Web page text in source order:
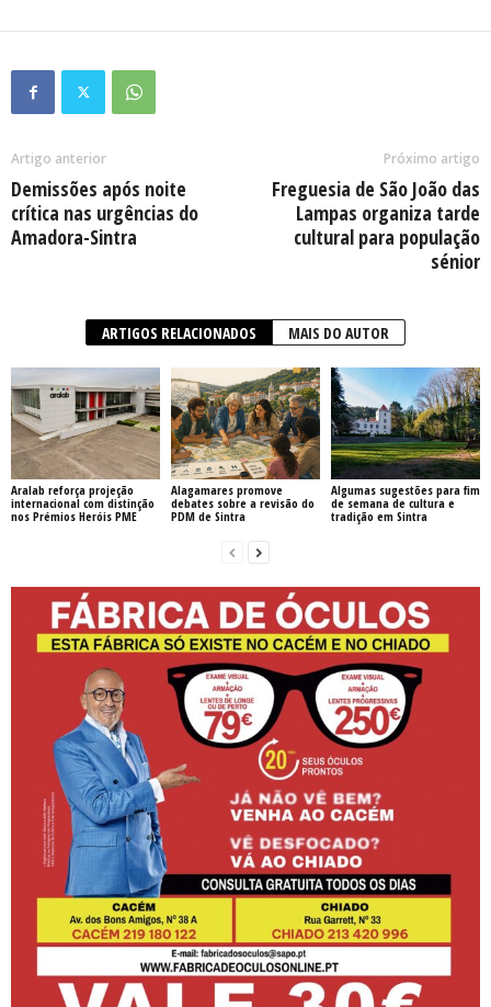
Artigo anterior
Demissões após noite
crítica nas urgências do
Amadora-Sintra
Próximo artigo
Freguesia de São João das
Lampas organiza tarde
cultural para população
sénior
ARTIGOS RELACIONADOS MAIS DO AUTOR
Aralab reforça projeção
internacional com distinção
nos Prémios Heróis PME
Alagamares promove
debates sobre a revisão do
PDM de Sintra
Algumas sugestões para fim
de semana de cultura e
tradição em Sintra